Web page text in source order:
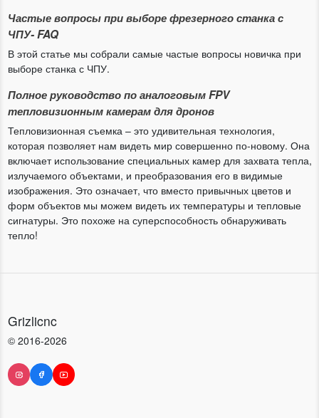
Частые вопросы при выборе фрезерного станка с
ЧПУ- FAQ
В этой статье мы собрали самые частые вопросы новичка при
выборе станка с ЧПУ.
Полное руководство по аналоговым FPV
тепловизионным камерам для дронов
Тепловизионная съемка – это удивительная технология,
которая позволяет нам видеть мир совершенно по-новому. Она
включает использование специальных камер для захвата тепла,
излучаемого объектами, и преобразования его в видимые
изображения. Это означает, что вместо привычных цветов и
форм объектов мы можем видеть их температуры и тепловые
сигнатуры. Это похоже на суперспособность обнаруживать
тепло!
Grizlicnc
© 2016-2026